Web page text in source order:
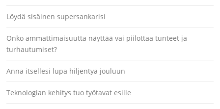
Löydä sisäinen supersankarisi
Onko ammattimaisuutta näyttää vai piilottaa tunteet ja
turhautumiset?
Anna itsellesi lupa hiljentyä jouluun
Teknologian kehitys tuo työtavat esille